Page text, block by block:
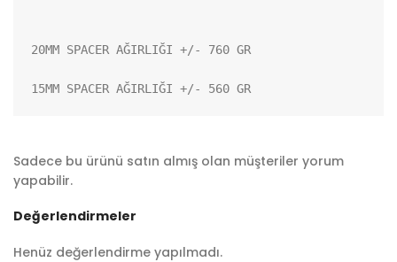
20MM SPACER AĞIRLIĞI +/- 760 GR
15MM SPACER AĞIRLIĞI +/- 560 GR
Değerlendirmeler
Henüz değerlendirme yapılmadı.
Sadece bu ürünü satın almış olan müşteriler yorum
yapabilir.